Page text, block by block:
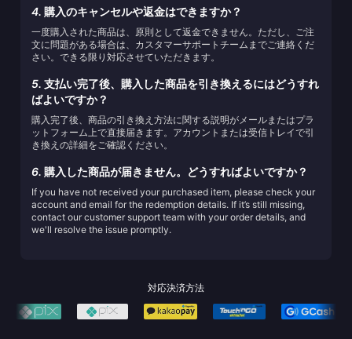
4. 購入のキャンセルや返金はできますか？
一度購入された商品は、原則として返金できません。ただし、ご注
文に問題がある場合は、カスタマーサポートチームまでご連絡くだ
さい。できる限り対応させていただきます。
5. 支払い完了後、購入した商品を引き換えるにはどうすれ
ばよいですか？
購入完了後、商品の引き換え方法に関する説明がメールまたはプラ
ットフォーム上で直接届きます。アカウントまたは受信トレイで引
き換えの詳細をご確認ください。
6. 購入した商品が届きません。どうすればよいですか？
If you have not received your purchased item, please check your
account and email for the redemption details. If it’s still missing,
contact our customer support team with your order details, and
we'll resolve the issue promptly.
対応決済方法